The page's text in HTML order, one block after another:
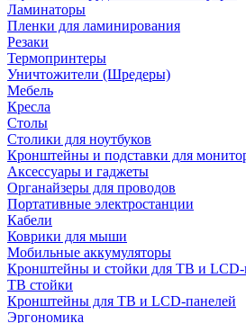
Ламинаторы
Пленки для ламинирования
Резаки
Термопринтеры
Уничтожители (Шредеры)
Мебель
Кресла
Столы
Столики для ноутбуков
Кронштейны и подставки для
Аксессуары и гаджеты
Органайзеры для проводов
Портативные электростанции
Кабели
Коврики для мыши
Мобильные аккумуляторы
Кронштейны и стойки для ТВ и LCD-
ТВ стойки
Кронштейны для ТВ и LCD-панелей
Эргономика